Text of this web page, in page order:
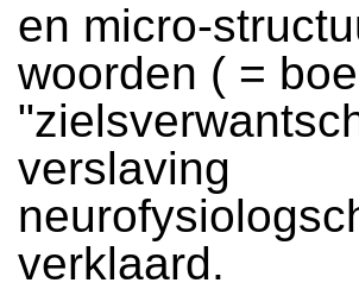
en micro-
woorden ( =
verslaving
verklaard.